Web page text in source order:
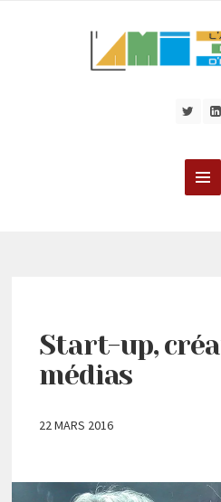
Start-up,
médias
22 MARS 2016